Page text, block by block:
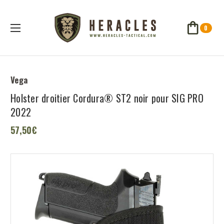
0
Vega
Holster droitier Cordura® ST2 noir pour SIG PRO
2022
57,50€